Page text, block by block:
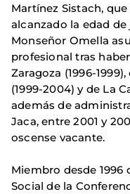
Martínez Sistach,
alcanzado la edad
Monseñor Omella
profesional tras
Zaragoza (1996-
(1999-2004) y de La
además de
Jaca, entre 2001 y
oscense vacante.
Miembro desde 1996
Social de la